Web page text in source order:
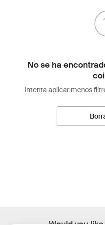
No se ha
Intenta aplicar menos